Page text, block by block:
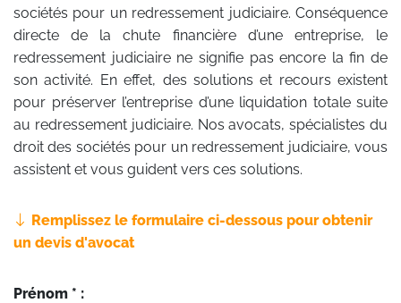
sociétés pour un redressement judiciaire. Conséquence
directe de la chute financière d’une entreprise, le
redressement judiciaire ne signifie pas encore la fin de
son activité. En effet, des solutions et recours existent
pour préserver l’entreprise d’une liquidation totale suite
au redressement judiciaire. Nos avocats, spécialistes du
droit des sociétés pour un redressement judiciaire, vous
assistent et vous guident vers ces solutions.
Remplissez le formulaire ci-dessous pour obtenir
un devis d'avocat
Prénom * :